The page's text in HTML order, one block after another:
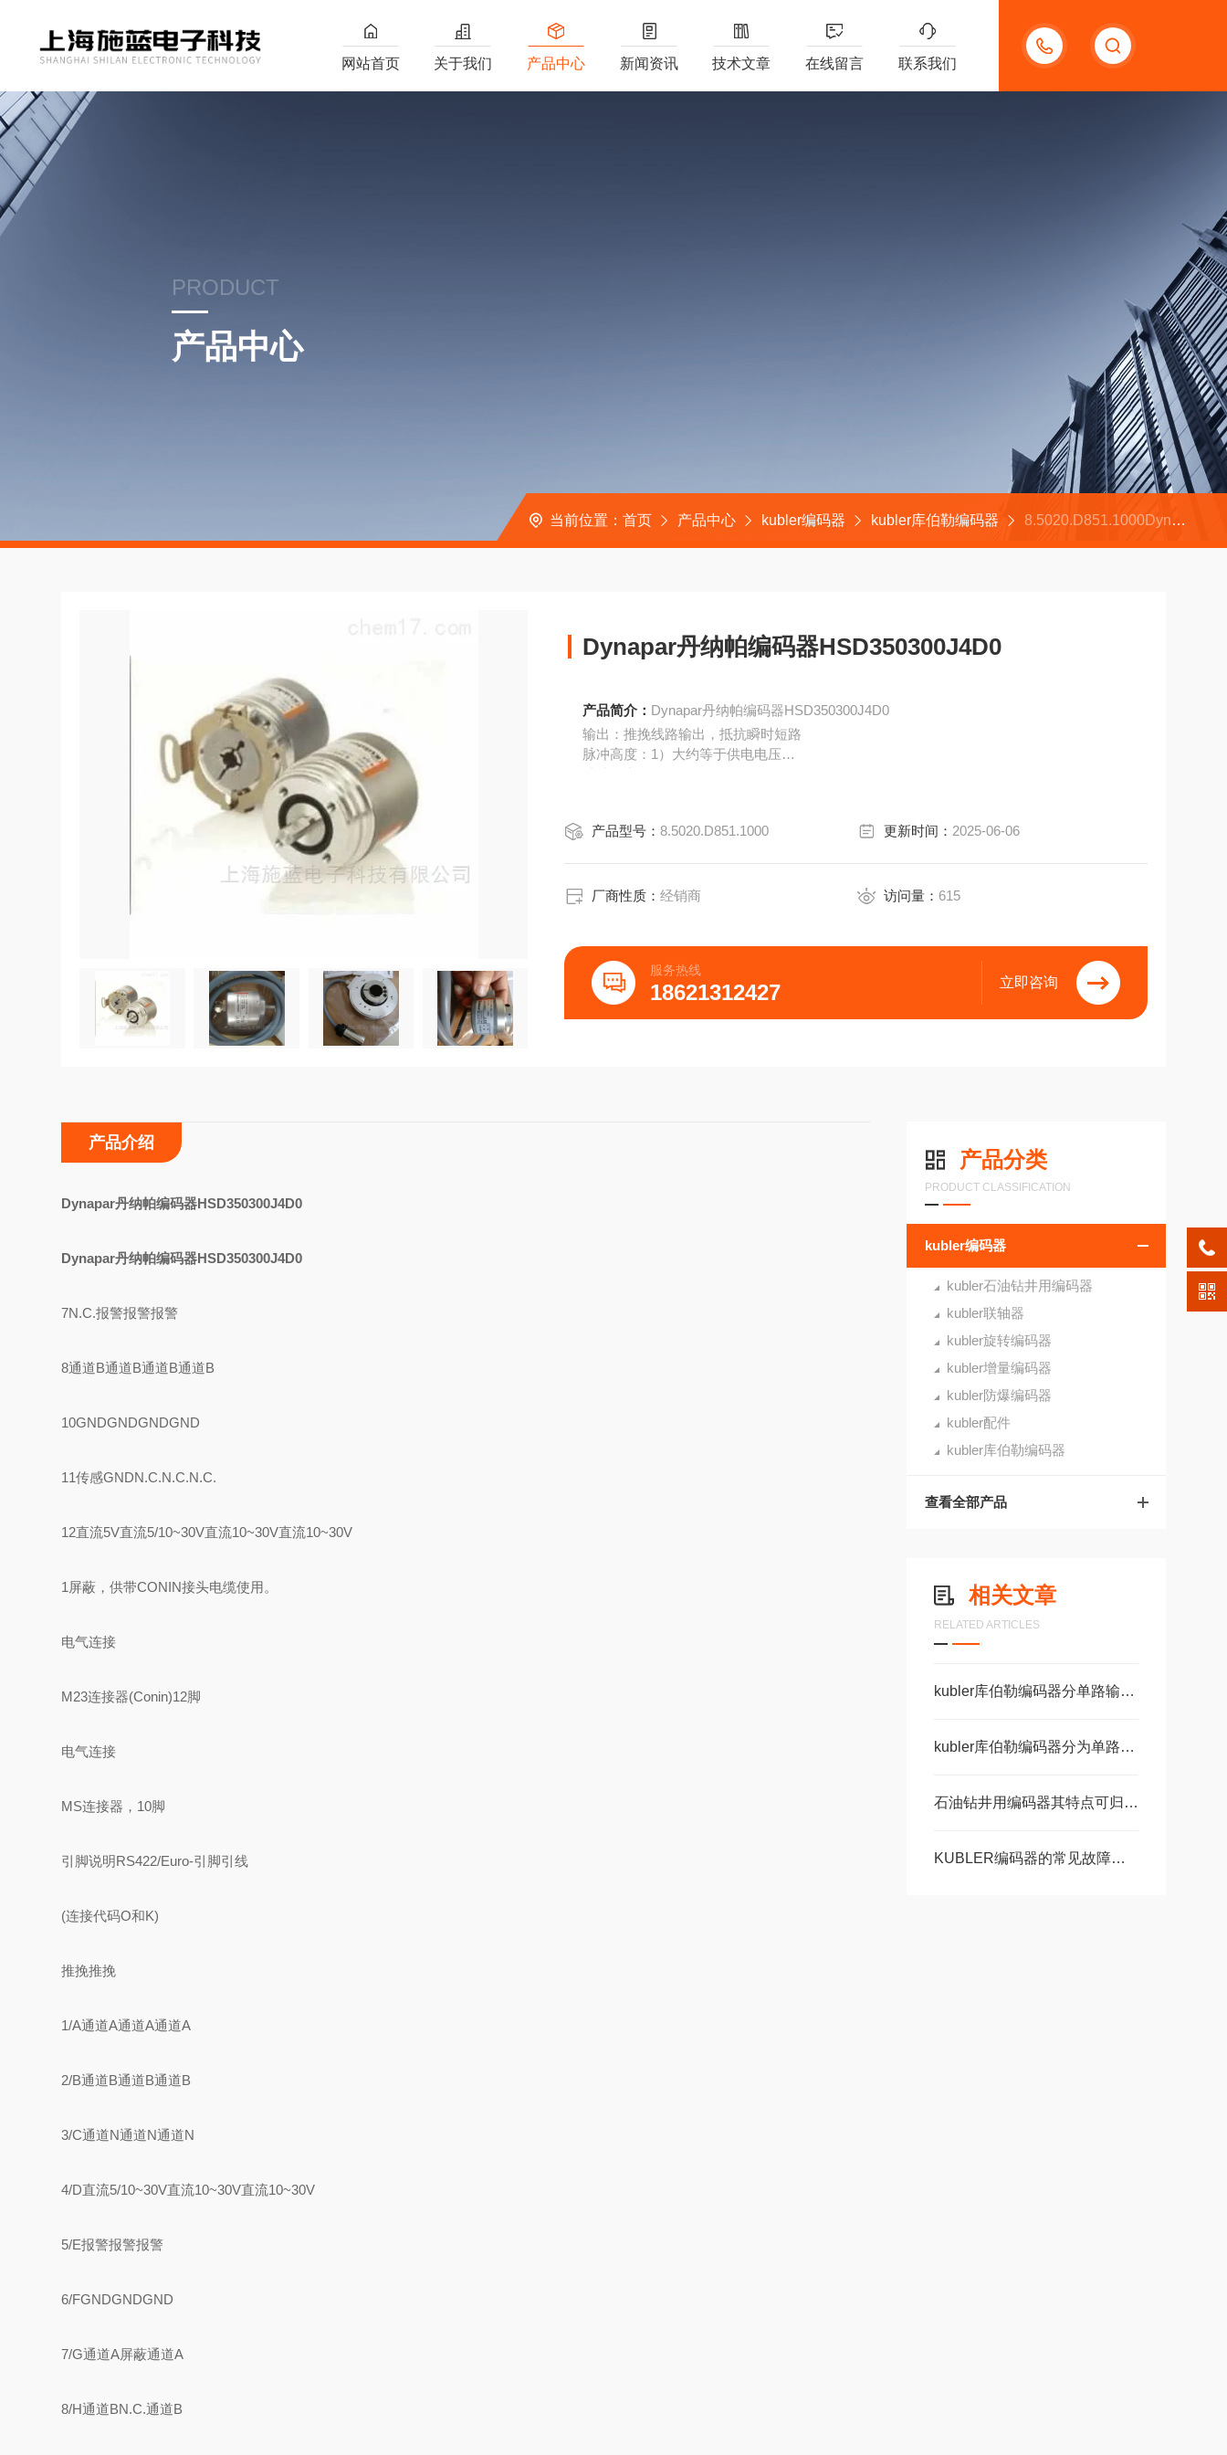
18621312427
网站首页 关于我们 产品中心 新闻资讯 技术文章 在线留言 联系我们
PRODUCT
产品中心
当前位置： 首页 产品中心 kubler编码器 kubler库伯勒编码器 8.5020.D851.1000Dynapar丹纳帕编码器HSD350300J4D0
Dynapar丹纳帕编码器HSD350300J4D0
产品简介： Dynapar丹纳帕编码器HSD350300J4D0
输出：推挽线路输出，抵抗瞬时短路
脉冲高度：1）大约等于供电电压
内阻：每路输出50Ω
温度范围:允许的环境温度取决于摩擦产生的热量，间接取决于速度和保护等级。
产品型号：8.5020.D851.1000 更新时间： 2025-06-06
厂商性质：经销商 访问量： 615
服务热线
18621312427 立即咨询
产品分类
PRODUCT CLASSIFICATION
kubler编码器
kubler石油钻井用编码器
kubler联轴器
kubler旋转编码器
kubler增量编码器
kubler防爆编码器
kubler配件
kubler库伯勒编码器
查看全部产品
相关文章
RELATED ARTICLES
kubler库伯勒编码器分单路输出和双路输出
kubler库伯勒编码器分为单路输出和双路输出两种
石油钻井用编码器其特点可归纳为以下五个方面
KUBLER编码器的常见故障说明
产品介绍
Dynapar丹纳帕编码器HSD350300J4D0
Dynapar丹纳帕编码器HSD350300J4D0
7N.C.报警报警报警
8通道B通道B通道B通道B
10GNDGNDGNDGND
11传感GNDN.C.N.C.N.C.
12直流5V直流5/10~30V直流10~30V直流10~30V
1屏蔽，供带CONIN接头电缆使用。
电气连接
M23连接器(Conin)12脚
电气连接
MS连接器，10脚
引脚说明RS422/Euro-引脚引线
(连接代码O和K)
推挽推挽
1/A通道A通道A通道A
2/B通道B通道B通道B
3/C通道N通道N通道N
4/D直流5/10~30V直流10~30V直流10~30V
5/E报警报警报警
6/FGNDGNDGND
7/G通道A屏蔽通道A
8/H通道BN.C.通道B